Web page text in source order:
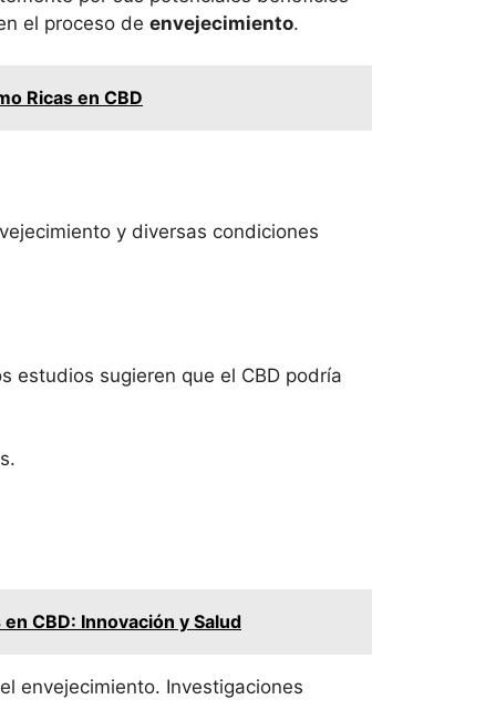
el proceso de envejecimiento.
Ricas en CBD
y diversas condiciones
estudios sugieren que el CBD podría
CBD: Innovación y Salud
envejecimiento. Investigaciones